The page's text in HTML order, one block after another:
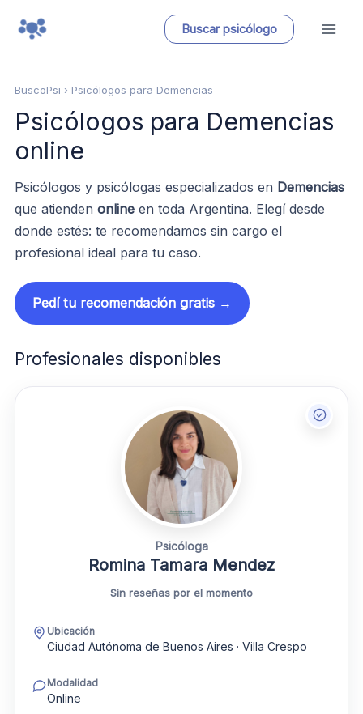
Buscar psicólogo
BuscoPsi › Psicólogos para Demencias
Psicólogos para Demencias
online
Psicólogos y psicólogas especializados en Demencias
que atienden online en toda Argentina. Elegí desde
donde estés: te recomendamos sin cargo el
profesional ideal para tu caso.
Pedí tu recomendación gratis →
Profesionales disponibles
Psicóloga
Romina Tamara Mendez
Sin reseñas por el momento
Ubicación
Ciudad Autónoma de Buenos Aires · Villa Crespo
Modalidad
Online